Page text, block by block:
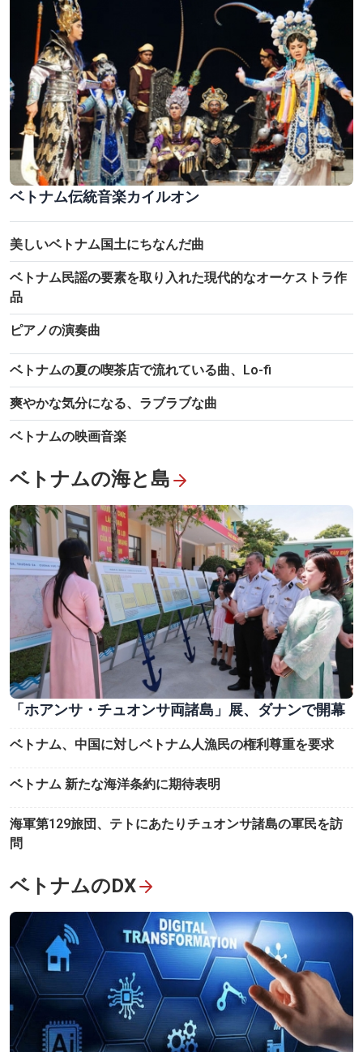
ベトナム伝統音楽カイルオン
美しいベトナム国土にちなんだ曲
ベトナム民謡の要素を取り入れた現代的なオーケストラ作
品
ピアノの演奏曲
ベトナムの夏の喫茶店で流れている曲、Lo-fi
爽やかな気分になる、ラブラブな曲
ベトナムの映画音楽
ベトナムの海と島
「ホアンサ・チュオンサ両諸島」展、ダナンで開幕
ベトナム、中国に対しベトナム人漁民の権利尊重を要求
ベトナム 新たな海洋条約に期待表明
海軍第129旅団、テトにあたりチュオンサ諸島の軍民を訪
問
ベトナムのDX